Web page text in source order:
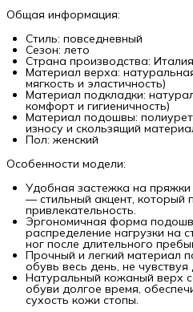
Общая информация:
Стиль: повседневный
Сезон: лето
Страна производства: Италия
Материал верха:
мягкость и эластичность)
Материал подкладки:
комфорт и гигиеничность)
Материал подошвы:
износу и скользящий
Пол: женский
Особенности модели:
Удобная застежка на
— стильный акцент,
привлекательность.
Эргономичная форма
распределение нагрузки на
ног после длительного
Прочный и легкий материал
обувь весь день, не
Натуральный кожаный верх
обуви долгое время,
сухость кожи стопы.